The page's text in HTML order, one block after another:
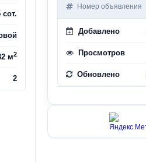
сот.
м2
2
Номер объявления
Добавлено
Просмотров
Обновлено